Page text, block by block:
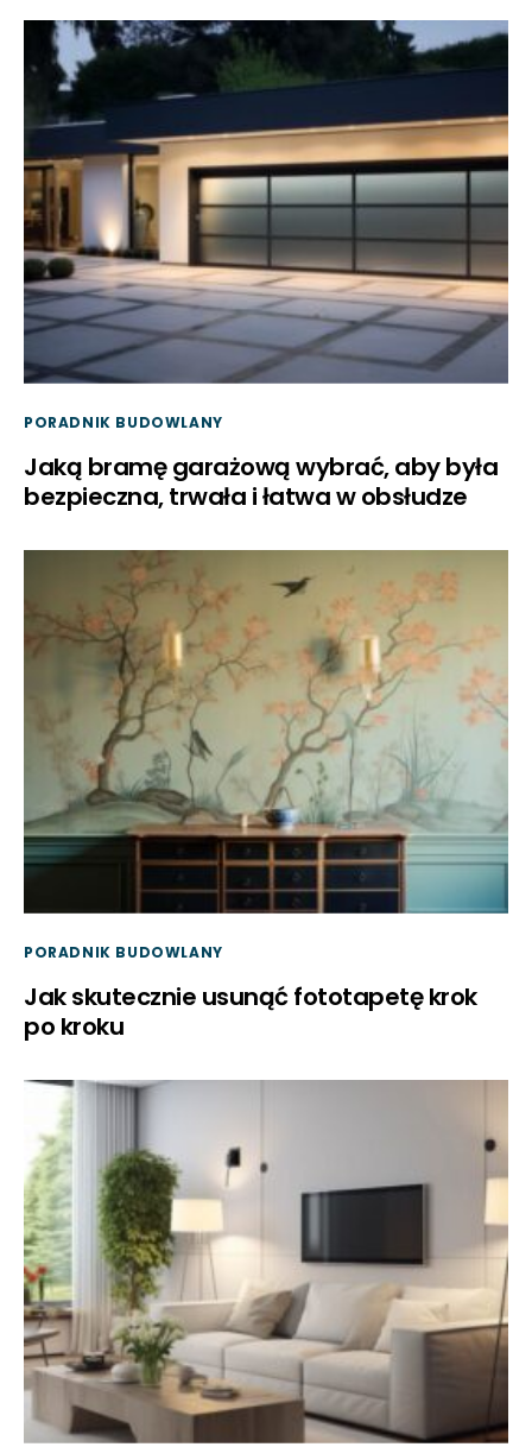
PORADNIK BUDOWLANY
Jaką bramę garażową wybrać, aby była
bezpieczna, trwała i łatwa w obsłudze
PORADNIK BUDOWLANY
Jak skutecznie usunąć fototapetę krok
po kroku